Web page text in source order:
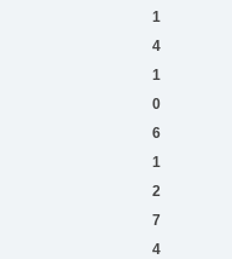
1
4
1
0
6
1
2
7
4